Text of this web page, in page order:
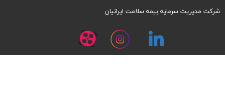
شرکت مدیریت سرمایه بیمه سلامت ایرانیان